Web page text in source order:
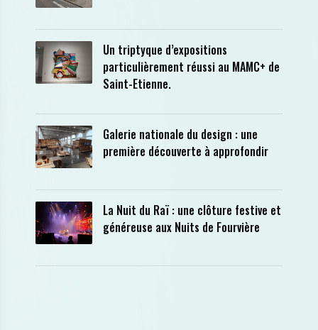
Un triptyque d’expositions
particulièrement réussi au MAMC+ de
Saint-Etienne.
Galerie nationale du design : une
première découverte à approfondir
La Nuit du Raï : une clôture festive et
généreuse aux Nuits de Fourvière